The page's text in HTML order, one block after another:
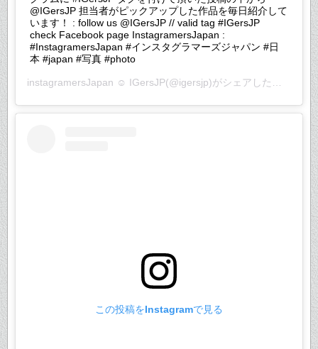
@IGersJP 担当者がピックアップした作品を毎日紹介して
います！ : follow us @IGersJP // valid tag #IGersJP
check Facebook page InstagramersJapan :
#InstagramersJapan #インスタグラマーズジャパン #日
本 #japan #写真 #photo
instagramersJapan ☺︎ IGersJP(@igersjp)がシェアした投稿 –
この投稿をInstagramで見る